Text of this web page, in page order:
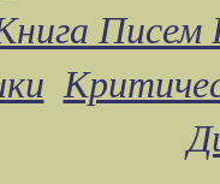
Писем